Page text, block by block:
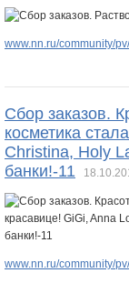
www.nn.ru/community/
Сбор заказов.
косметика
Christina, Holy
банки!-11
www.nn.ru/community/